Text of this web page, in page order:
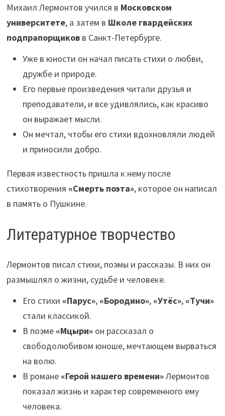
Михаил Лермонтов учился в Московском
университете, а затем в Школе гвардейских
подпрапорщиковв Санкт-Петербурге.
Уже в юности он начал писать стихи о любви,
дружбе и природе.
Его первые произведения читали друзья и
преподаватели, и все удивлялись, как красиво
он выражает мысли.
Он мечтал, чтобы его стихи вдохновляли людей
и приносили добро.
Первая известность пришла к нему после
стихотворения «Смерть поэта», которое он написал
в память о Пушкине.
Литературное творчество
Лермонтов писал стихи, поэмы и рассказы. В них он
размышлял о жизни, судьбе и человеке.
Его стихи «Парус», «Бородино», «Утёс», «Тучи»
стали классикой.
В поэме «Мцыри»он рассказал о
свободолюбивом юноше, мечтающем вырваться
на волю.
В романе «Герой нашего времени»Лермонтов
показал жизнь и характер современного ему
человека.